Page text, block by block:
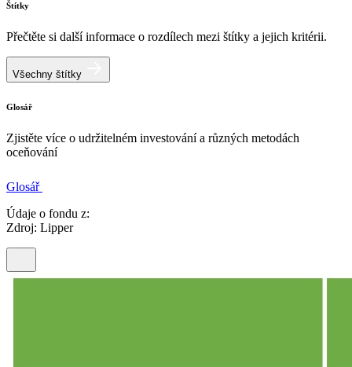
Štítky
Přečtěte si další informace o rozdílech mezi štítky a jejich kritérii.
Všechny štítky
Glosář
Zjistěte více o udržitelném investování a různých metodách
oceňování
Glosář
Údaje o fondu z:
Zdroj: Lipper